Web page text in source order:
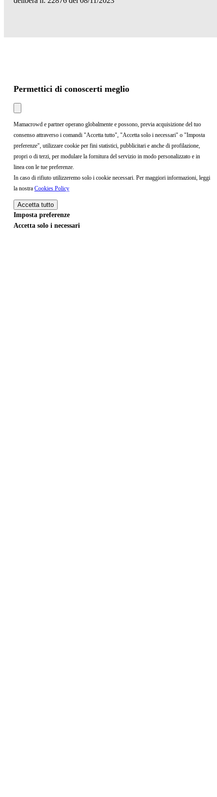
Permettici di conoscerti meglio
Mamacrowd e partner operano globalmente e possono, previa acquisizione del tuo
consenso attraverso i comandi "Accetta tutto", "Accetta solo i necessari" o "Imposta
preferenze", utilizzare cookie per fini statistici, pubblicitari e anche di profilazione,
propri o di terzi, per modulare la fornitura del servizio in modo personalizzato e in
linea con le tue preferenze.
In caso di rifiuto utilizzeremo solo i cookie necessari. Per maggiori informazioni, leggi
la nostra Cookies Policy
Accetta tutto
Imposta preferenze
Accetta solo i necessari